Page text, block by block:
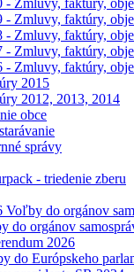
- Zmluvy, faktúry,
- Zmluvy, faktúry,
- Zmluvy, faktúry,
- Zmluvy, faktúry,
- Zmluvy, faktúry,
2015
2012, 2013, 2014
obce
správy
- triedenie zberu
Voľby do orgánov
do orgánov
2026
do Európskeho